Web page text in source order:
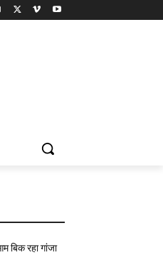
बिक रहा गांजा